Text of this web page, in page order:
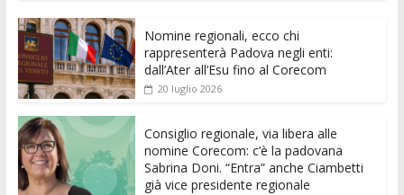
e
b
o
o
k
itt
er l s
A
p
p
ss
e
n
er
di
t
k
e
dI
di
vi
Nomine regionali, ecco chi
rappresenterà Padova negli enti:
dall’Ater all’Esu fino al Corecom
20 luglio 2026
Consiglio regionale, via libera alle
nomine Corecom: c’è la padovana
Sabrina Doni. “Entra” anche Ciambetti
già vice presidente regionale